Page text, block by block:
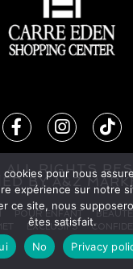
RIGHTS
ED BYA&Z
POUR ENFANT BEAUTÉ
EXCLUSIFS
pour nous
expérience sur notre
ce site, nous
êtes satisfait.
No Privacy